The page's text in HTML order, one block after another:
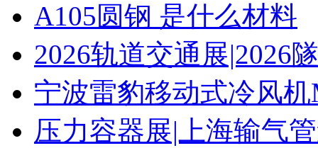
A105圆钢 是什么材料
2026轨道交通展|2026
宁波雷豹移动式冷风
压力容器展|上海输气